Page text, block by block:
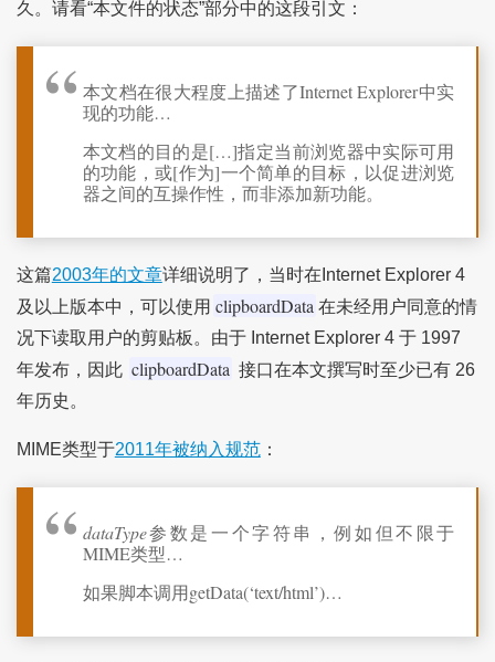
久。请看“本文件的状态”部分中的这段引文：
本文档在很大程度上描述了Internet Explorer中实
现的功能…
本文档的目的是[…]指定当前浏览器中实际可用
的功能，或[作为]一个简单的目标，以促进浏览
器之间的互操作性，而非添加新功能。
这篇2003年的文章详细说明了，当时在Internet Explorer 4
及以上版本中，可以使用 clipboardData 在未经用户同意的情
况下读取用户的剪贴板。由于 Internet Explorer 4 于 1997
年发布，因此 clipboardData 接口在本文撰写时至少已有 26
年历史。
MIME类型于2011年被纳入规范：
dataType参数是一个字符串，例如但不限于
MIME类型…
如果脚本调用getData(‘text/html’)…